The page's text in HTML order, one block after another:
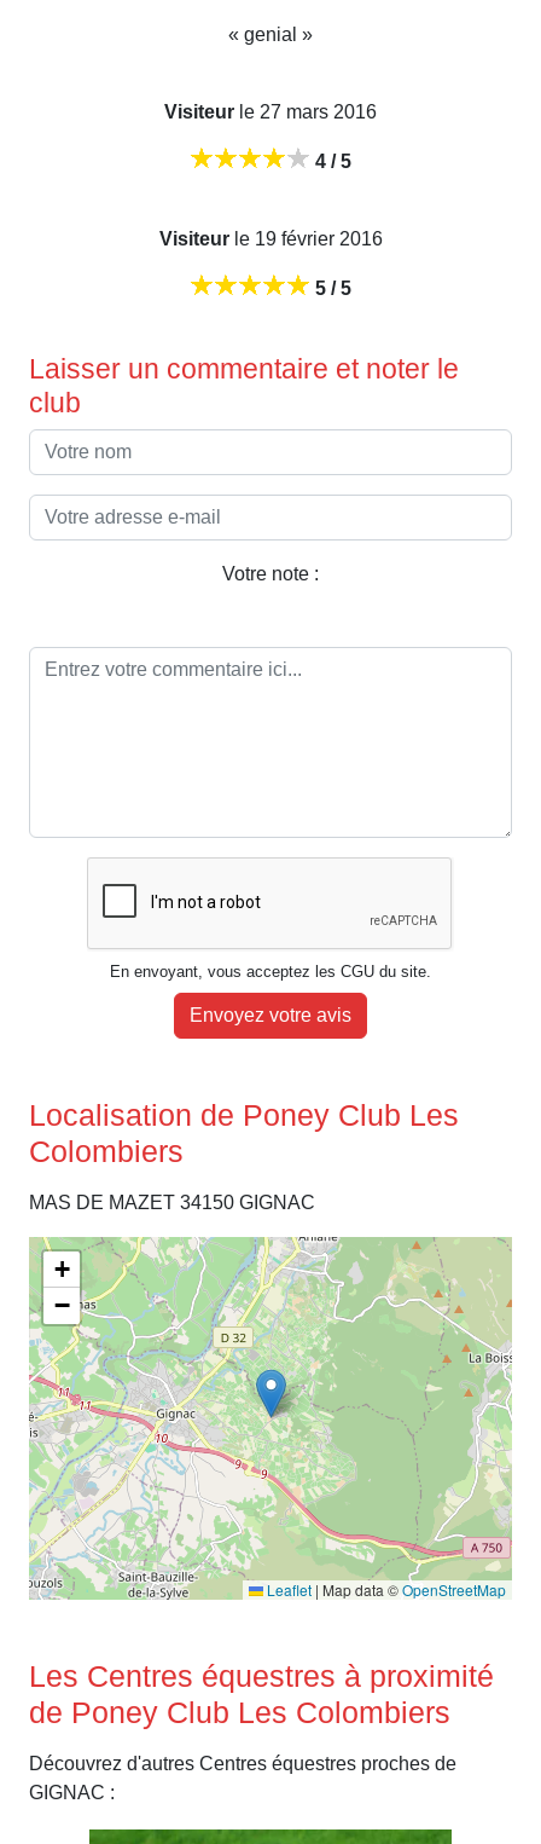
« genial »
Visiteur le 27 mars 2016
4 / 5
Visiteurle 19 février 2016
5 / 5
Laisser un commentaire et noter le
club
Votre note :
En envoyant, vous acceptez les CGU du site.
Envoyez votre avis
Localisation de Poney Club Les
Colombiers
MAS DE MAZET 34150 GIGNAC
+
−
Leaflet | Map data ©OpenStreetMap
Les Centres équestres à proximité
de Poney Club Les Colombiers
Découvrez d'autres Centres équestres proches de
GIGNAC :